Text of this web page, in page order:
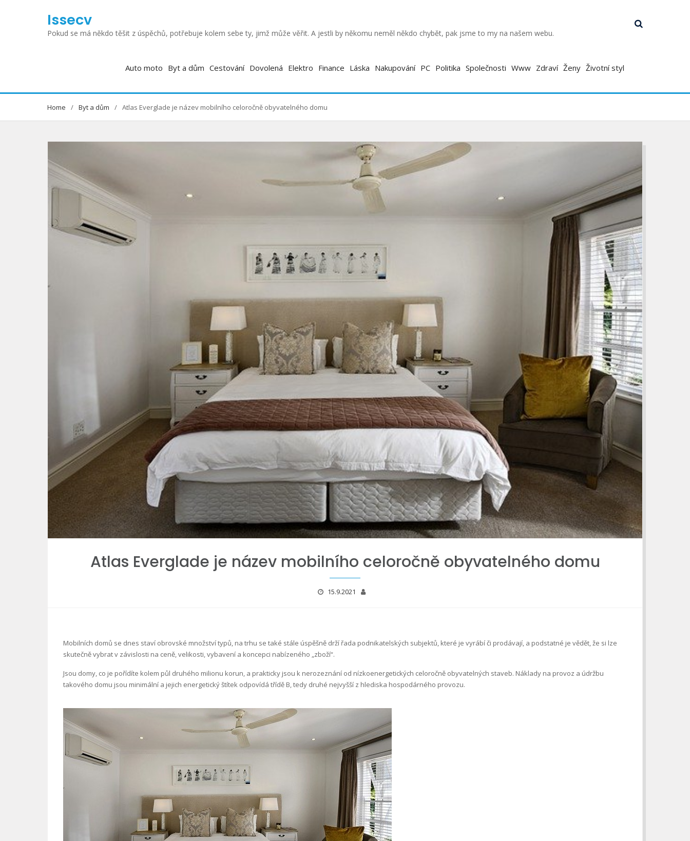
Issecv
Pokud se má někdo těšit z úspěchů, potřebuje kolem sebe ty, jimž může věřit. A jestli by někomu neměl někdo chybět, pak jsme to my na našem webu.
Auto moto Byt a dům Cestování Dovolená Elektro Finance Láska Nakupování PC Politika Společnosti Www Zdraví Ženy Životní styl
Home Byt a dům Atlas Everglade je název mobilního celoročně obyvatelného domu
Atlas Everglade je název mobilního celoročně obyvatelného domu
15.9.2021
Mobilních domů se dnes staví obrovské množství typů, na trhu se také stále úspěšně drží řada podnikatelských subjektů, které je vyrábí či prodávají, a podstatné je vědět, že si lze
skutečně vybrat v závislosti na ceně, velikosti, vybavení a koncepci nabízeného „zboží“.
Jsou domy, co je pořídíte kolem půl druhého milionu korun, a prakticky jsou k nerozeznání od nízkoenergetických celoročně obyvatelných staveb. Náklady na provoz a údržbu
takového domu jsou minimální a jejich energetický štítek odpovídá třídě B, tedy druhé nejvyšší z hlediska hospodárného provozu.